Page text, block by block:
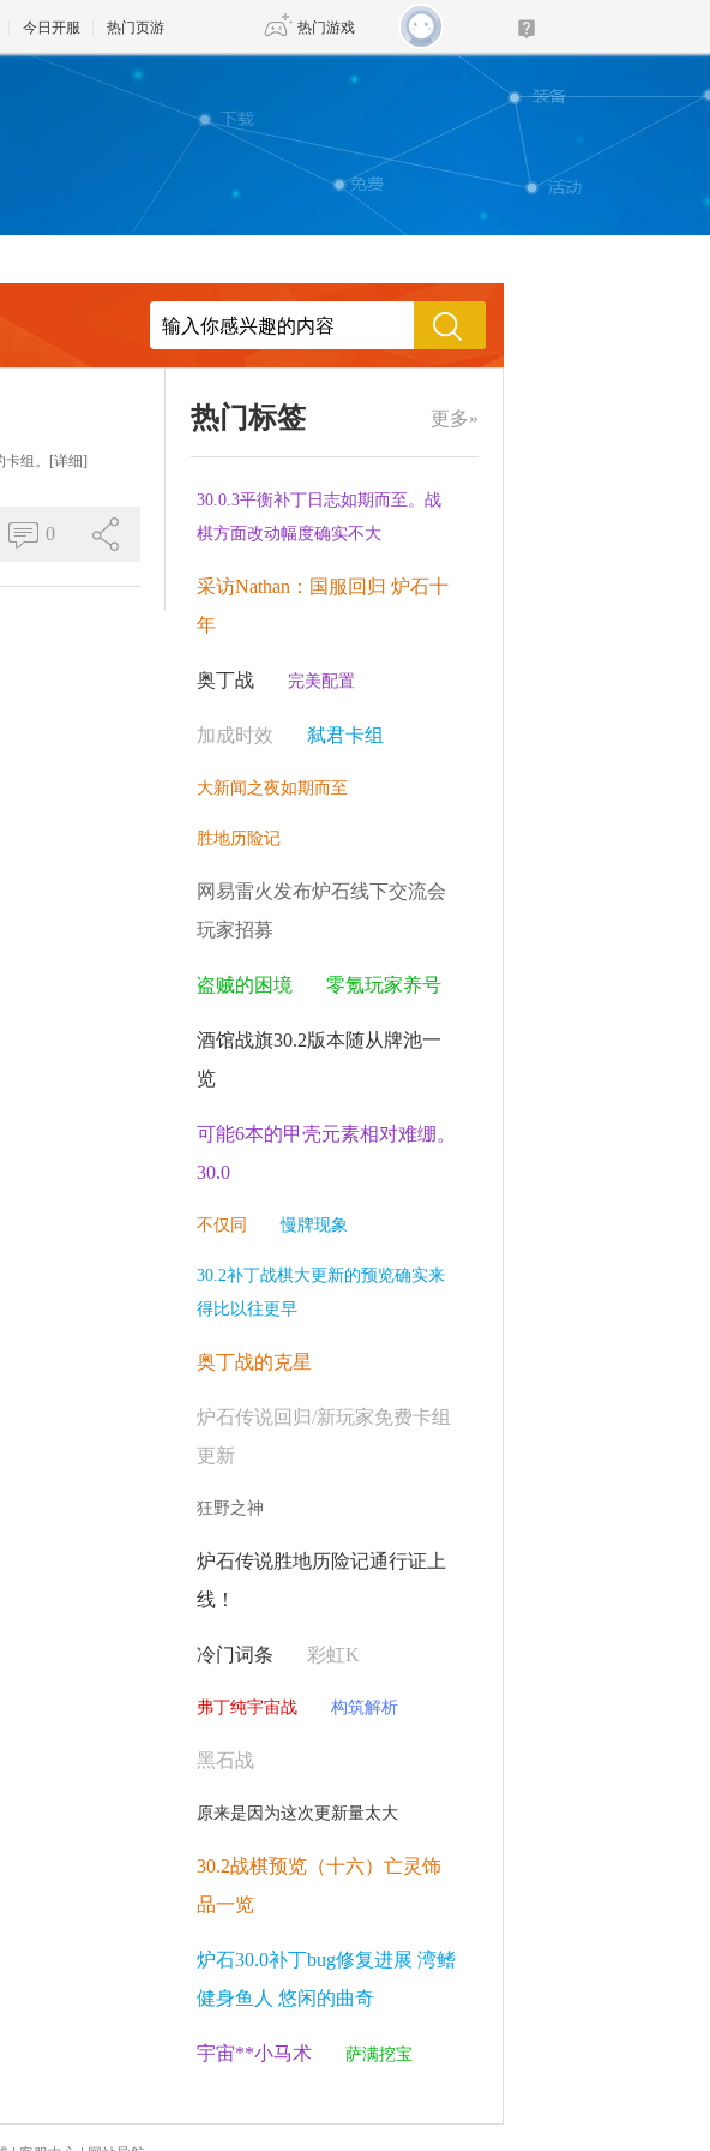
今日开服 热门页游 热门游戏
DNF 传奇4
天堂
王权与自由 诛仙世界 新仙侠5
组。 [详细]
0
更多»
热门标签
30.0.3平衡补丁日志如期而至。战
棋方面改动幅度确实不大
采访Nathan：国服回归 炉石十
年
奥丁战 完美配置
加成时效 弑君卡组
大新闻之夜如期而至
胜地历险记
网易雷火发布炉石线下交流会
玩家招募
盗贼的困境 零氪玩家养号
酒馆战旗30.2版本随从牌池一
览
可能6本的甲壳元素相对难绷。
30.0
不仅同 慢牌现象
30.2补丁战棋大更新的预览确实来
得比以往更早
奥丁战的克星
炉石传说回归/新玩家免费卡组
更新
狂野之神
炉石传说胜地历险记通行证上
线！
冷门词条 彩虹K
弗丁纯宇宙战 构筑解析
黑石战
原来是因为这次更新量太大
30.2战棋预览（十六）亡灵饰
品一览
炉石30.0补丁bug修复进展 湾鳍
健身鱼人 悠闲的曲奇
宇宙**小马术 萨满挖宝